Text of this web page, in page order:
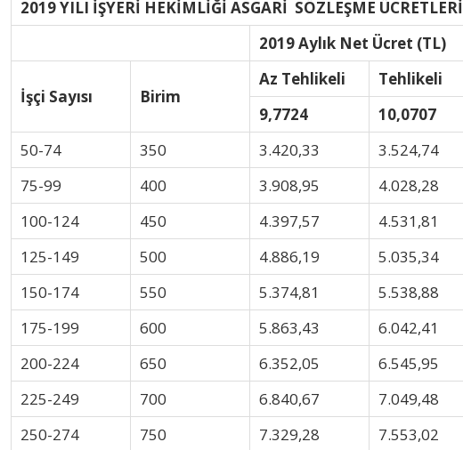
için
2019 YILI İŞYERİ HEKİMLİĞİ ASGARİ SÖZLEŞME ÜCRETLERİ
2019 Aylık Net Ücret (TL)
İşçi Sayısı Birim
Az Tehlikeli Tehlikeli
9,7724
10,0707
50-74
350 3.420,33 3.524,74
75-99
400 3.908,95 4.028,28
100-124
450 4.397,57 4.531,81
125-149
500 4.886,19 5.035,34
150-174
550 5.374,81 5.538,88
175-199
600 5.863,43 6.042,41
200-224
650 6.352,05 6.545,95
225-249
700 6.840,67 7.049,48
250-274
750 7.329,28 7.553,02